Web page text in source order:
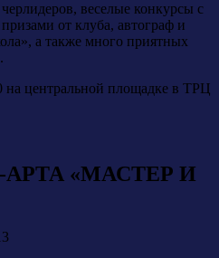
черлидеров, веселые конкурсы с
призами от клуба, автограф и
а также много приятных
на центральной площадке в ТРЦ
«МАСТЕР И